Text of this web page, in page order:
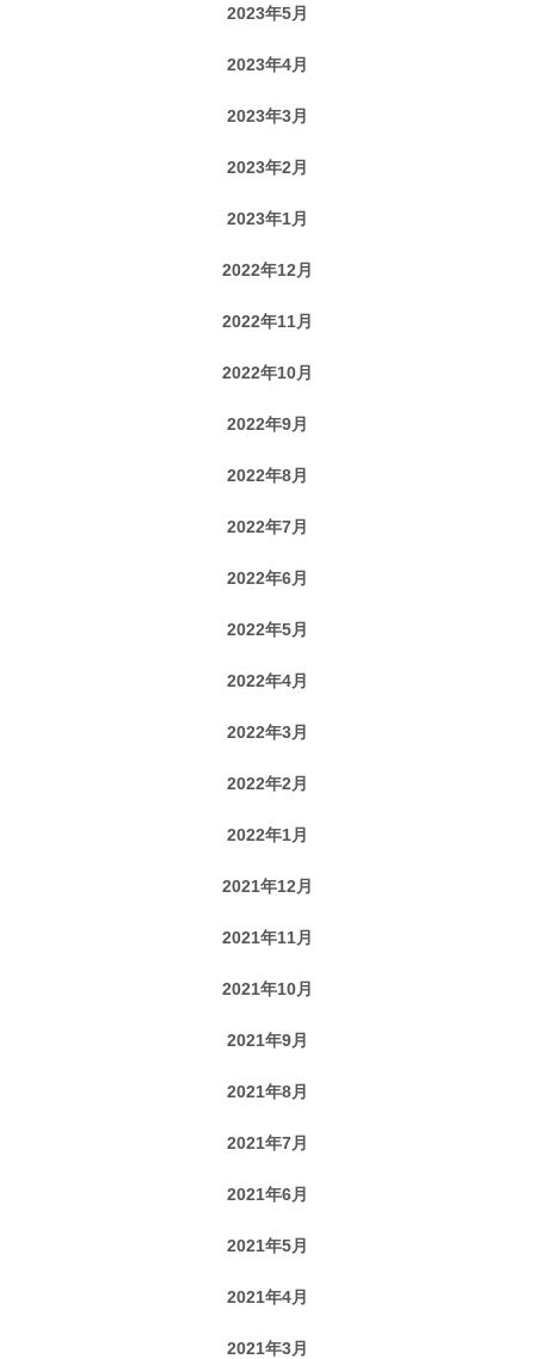
2023年5月
2023年4月
2023年3月
2023年2月
2023年1月
2022年12月
2022年11月
2022年10月
2022年9月
2022年8月
2022年7月
2022年6月
2022年5月
2022年4月
2022年3月
2022年2月
2022年1月
2021年12月
2021年11月
2021年10月
2021年9月
2021年8月
2021年7月
2021年6月
2021年5月
2021年4月
2021年3月